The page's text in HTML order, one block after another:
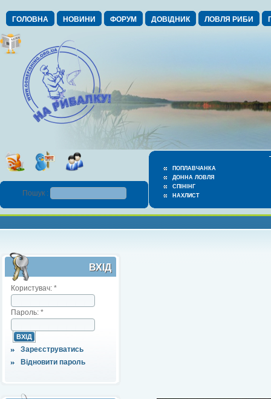
ГОЛОВНА НОВИНИ ФОРУМ ДОВІДНИК ЛОВЛЯ РИБИ
ПОПЛАВЧАНКА
ДОННА ЛОВЛЯ
СПІНІНГ
НАХЛИСТ
Пошук :
ВХІД
Користувач: *
Пароль: *
Зареєструватись
Відновити пароль